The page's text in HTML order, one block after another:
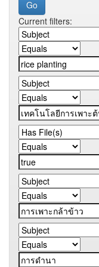
Current filters: